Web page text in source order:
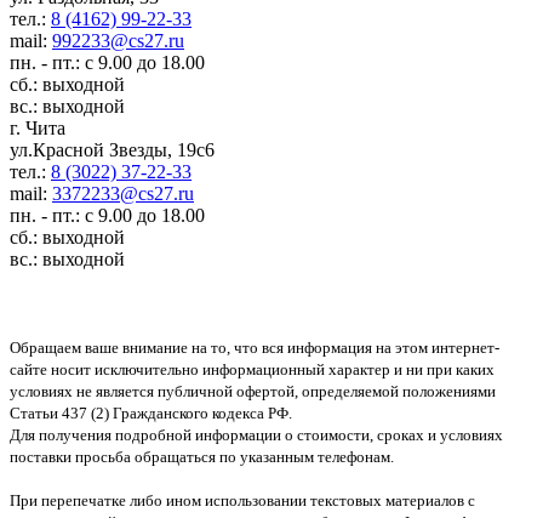
тел.: 8 (4162) 99-22-33
mail: 992233@cs27.ru
пн. - пт.: с 9.00 до 18.00
сб.: выходной
вс.: выходной
г. Чита
ул.Красной Звезды, 19с6
тел.: 8 (3022) 37-22-33
mail: 3372233@cs27.ru
пн. - пт.: с 9.00 до 18.00
сб.: выходной
вс.: выходной
Обращаем ваше внимание на то, что вся информация на этом интернет-
сайте носит исключительно информационный характер и ни при каких
условиях не является публичной офертой, определяемой положениями
Статьи 437 (2) Гражданского кодекса РФ.
Для получения подробной информации о стоимости, сроках и условиях
поставки просьба обращаться по указанным телефонам.
При перепечатке либо ином использовании текстовых материалов с